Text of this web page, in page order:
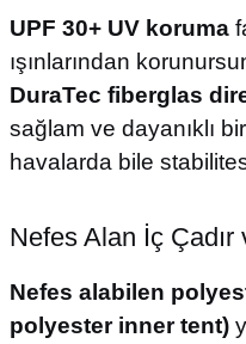
UPF 30+ UV koruma
ışınlarından
DuraTec fiberglas
sağlam ve dayanıklı
havalarda bile
Nefes Alan İç Çadır
Nefes alabilen
polyester inner tent)